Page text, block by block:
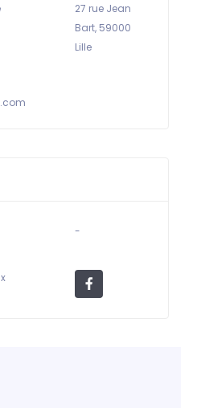
27 rue Jean
Bart, 59000
Lille
-